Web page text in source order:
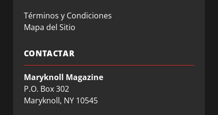
Términos y Condiciones
Mapa del Sitio
CONTACTAR
Maryknoll Magazine
P.O. Box 302
Maryknoll, NY 10545